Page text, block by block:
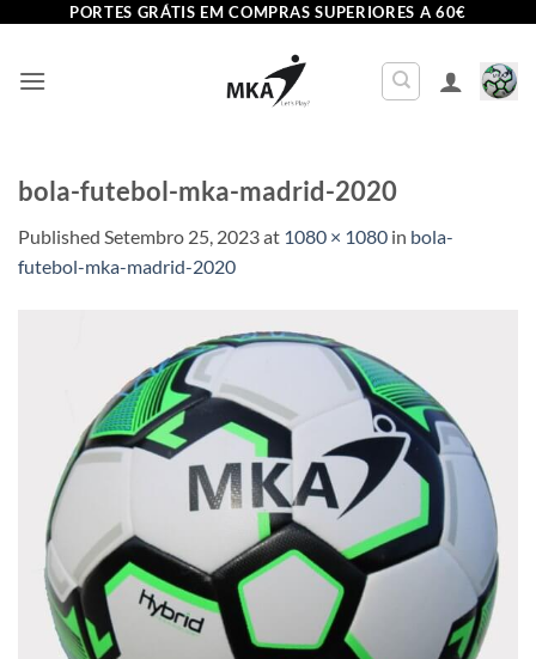
content
PORTES GRÁTIS EM COMPRAS SUPERIORES A 60€
bola-futebol-mka-madrid-2020
Published Setembro 25, 2023at 1080 × 1080 in bola-
futebol-mka-madrid-2020